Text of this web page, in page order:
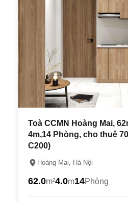
Toà CCMN Hoàng Mai,
4m,14 Phòng, cho thuê
C200)
Hoàng Mai, Hà Nội
62.0m²4.0m14Phòng